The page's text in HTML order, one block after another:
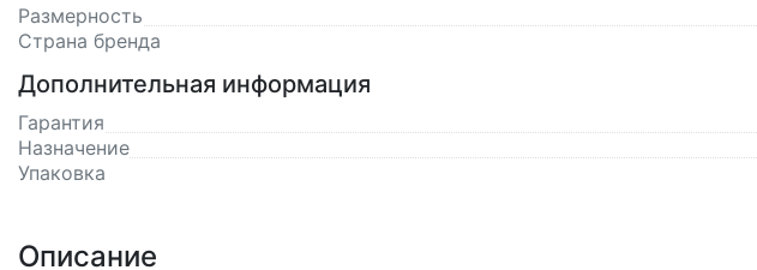
Размерность
Страна бренда
Дополнительная информация
Гарантия
Назначение
Упаковка
Описание